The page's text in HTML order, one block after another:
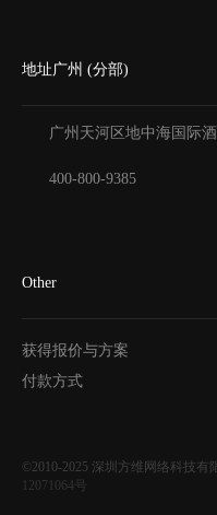
地址广州 (分部)
广州天河区地中海国际
400-800-9385
Other
获得报价与方案
付款方式
©2010-2025 深圳方维网络科技有
12071064号